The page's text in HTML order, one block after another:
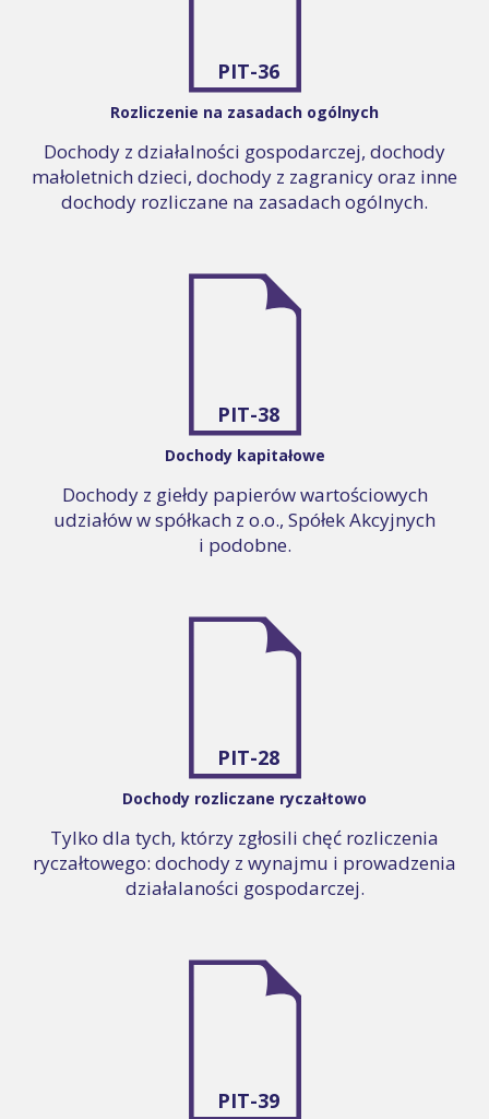
PIT-36
Rozliczenie na zasadach ogólnych
Dochody z działalności gospodarczej, dochody
małoletnich dzieci, dochody z zagranicy oraz inne
dochody rozliczane na zasadach ogólnych.
PIT-38
Dochody kapitałowe
Dochody z giełdy papierów wartościowych
udziałów w spółkach z o.o., Spółek Akcyjnych
i podobne.
PIT-28
Dochody rozliczane ryczałtowo
Tylko dla tych, którzy zgłosili chęć rozliczenia
ryczałtowego: dochody z wynajmu i prowadzenia
działalaności gospodarczej.
PIT-39